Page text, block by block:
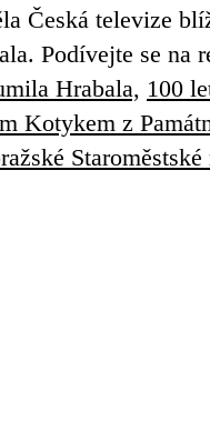
Česká televize
Podívejte se na
Hrabala, 100
Kotykem z